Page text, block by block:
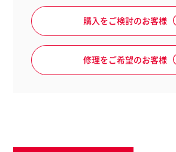
購入をご検討のお客様
修理をご希望のお客様